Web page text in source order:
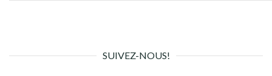
SUIVEZ-NOUS!